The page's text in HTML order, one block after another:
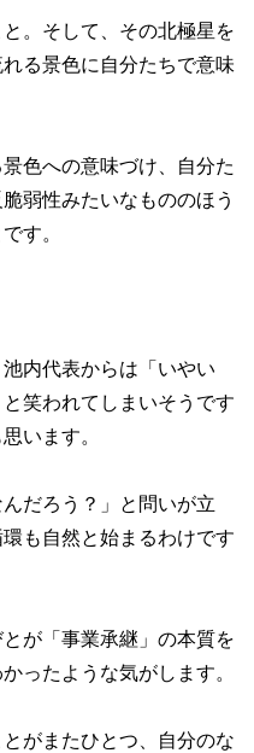
。そして、その北極星を
る景色に自分たちで意味
色への意味づけ、自分た
弱性みたいなもののほう
す。
内代表からは「いやい
笑われてしまいそうです
います。
だろう？」と問いが立
も自然と始まるわけです
が「事業承継」の本質を
ったような気がします。
がまたひとつ、自分のな